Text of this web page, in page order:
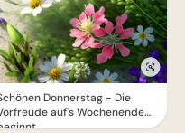
Donnerstag - Die
auf's Wochenende